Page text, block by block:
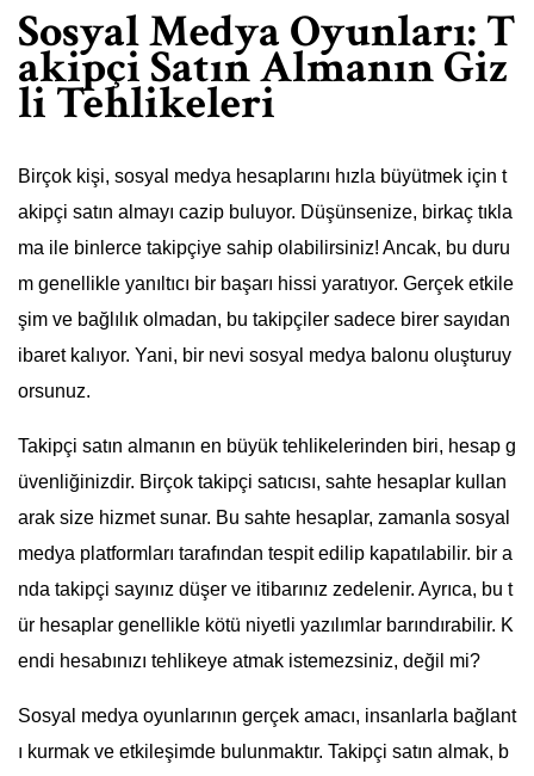
Sosyal Medya Oyunları: T
akipçi Satın Almanın Giz
li Tehlikeleri
Birçok kişi, sosyal medya hesaplarını hızla büyütmek için t
akipçi satın almayı cazip buluyor. Düşünsenize, birkaç tıkla
ma ile binlerce takipçiye sahip olabilirsiniz! Ancak, bu duru
m genellikle yanıltıcı bir başarı hissi yaratıyor. Gerçek etkile
şim ve bağlılık olmadan, bu takipçiler sadece birer sayıdan
ibaret kalıyor. Yani, bir nevi sosyal medya balonu oluşturuy
orsunuz.
Takipçi satın almanın en büyük tehlikelerinden biri, hesap g
üvenliğinizdir. Birçok takipçi satıcısı, sahte hesaplar kullan
arak size hizmet sunar. Bu sahte hesaplar, zamanla sosyal
medya platformları tarafından tespit edilip kapatılabilir. bir a
nda takipçi sayınız düşer ve itibarınız zedelenir. Ayrıca, bu t
ür hesaplar genellikle kötü niyetli yazılımlar barındırabilir. K
endi hesabınızı tehlikeye atmak istemezsiniz, değil mi?
Sosyal medya oyunlarının gerçek amacı, insanlarla bağlant
ı kurmak ve etkileşimde bulunmaktır. Takipçi satın almak, b